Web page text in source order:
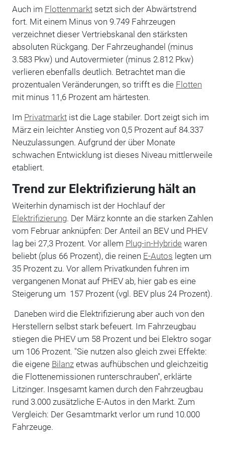
Auch im Flottenmarktsetzt sich der Abwärtstrend
fort. Mit einem Minus von 9.749 Fahrzeugen
verzeichnet dieser Vertriebskanal den stärksten
absoluten Rückgang. Der Fahrzeughandel (minus
3.583 Pkw) und Autovermieter (minus 2.812 Pkw)
verlieren ebenfalls deutlich. Betrachtet man die
prozentualen Veränderungen, so trifft es die Flotten
mit minus 11,6 Prozent am härtesten.
Im Privatmarktist die Lage stabiler. Dort zeigt sich im
März ein leichter Anstieg von 0,5 Prozent auf 84.337
Neuzulassungen. Aufgrund der über Monate
schwachen Entwicklung ist dieses Niveau mittlerweile
etabliert.
Trend zur Elektrifizierung hält an
Weiterhin dynamisch ist der Hochlauf der
Elektrifizierung. Der März konnte an die starken Zahlen
vom Februar anknüpfen: Der Anteil an BEV und PHEV
lag bei 27,3 Prozent. Vor allem Plug-in-Hybride waren
beliebt (plus 66 Prozent), die reinen E-Autos legten um
35 Prozent zu. Vor allem Privatkunden fuhren im
vergangenen Monat auf PHEV ab, hier gab es eine
Steigerung um 157 Prozent (vgl. BEV plus 24 Prozent).
Daneben wird die Elektrifizierung aber auch von den
Herstellern selbst stark befeuert. Im Fahrzeugbau
stiegen die PHEV um 58 Prozent und bei Elektro sogar
um 106 Prozent. "Sie nutzen also gleich zwei Effekte:
die eigene Bilanzetwas aufhübschen und gleichzeitig
die Flottenemissionen runterschrauben", erklärte
Litzinger. Insgesamt kamen durch den Fahrzeugbau
rund 3.000 zusätzliche E-Autos in den Markt. Zum
Vergleich: Der Gesamtmarkt verlor um rund 10.000
Fahrzeuge.